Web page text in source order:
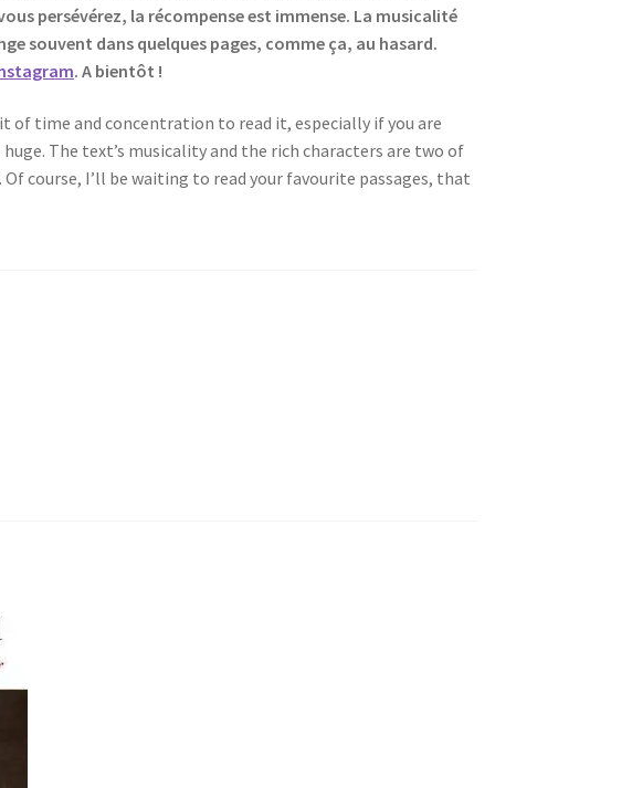
persévérez, la récompense est immense. La musicalité
souvent dans quelques pages, comme ça, au hasard.
. A bientôt !
of time and concentration to read it, especially if you are
The text’s musicality and the rich characters are two of
course, I’ll be waiting to read your favourite passages, that